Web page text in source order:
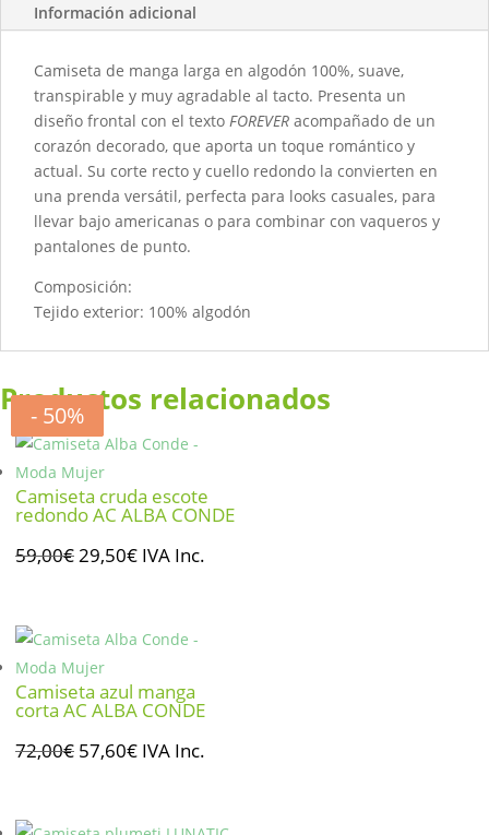
Información adicional
Camiseta de manga larga en algodón 100%, suave,
transpirable y muy agradable al tacto. Presenta un
diseño frontal con el texto FOREVER acompañado de un
corazón decorado, que aporta un toque romántico y
actual. Su corte recto y cuello redondo la convierten en
una prenda versátil, perfecta para looks casuales, para
llevar bajo americanas o para combinar con vaqueros y
pantalones de punto.
Composición:
Tejido exterior: 100% algodón
Productos relacionados
- 50%
Camiseta cruda escote
redondo AC ALBA CONDE
59,00€ El
era:
59,00€.
29,50€El
es:
IVA Inc.
- 20%
Camiseta azul manga
corta AC ALBA CONDE
72,00€ El
57,60€ElIVA Inc.
- 60%
- 50%